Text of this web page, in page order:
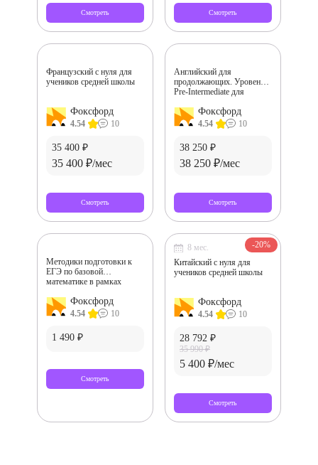
Смотреть Смотреть
Фоксфорд
4.54 10
Французский с нуля для
учеников средней школы
35 400 ₽
35 400 ₽/мес
Смотреть
Фоксфорд
4.54 10
Английский для
продолжающих. Уровень
Pre-Intermediate для
38 250 ₽
38 250 ₽/мес
Смотреть
Фоксфорд
4.54 10
Методики подготовки к
ЕГЭ по базовой
математике в рамках
1 490 ₽
Смотреть
Фоксфорд
4.54 10
8 мес.
Китайский с нуля для
учеников средней школы
28 792 ₽
35 990 ₽
5 400 ₽/мес
-20%
Смотреть